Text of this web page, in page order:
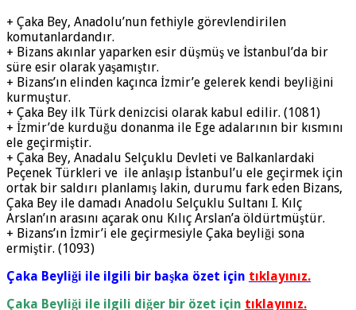
+ Çaka Bey, Anadolu’nun fethiyle görevlendirilen
komutanlardandır.
+ Bizans akınlar yaparken esir düşmüş ve İstanbul’da bir
süre esir olarak yaşamıştır.
+ Bizans’ın elinden kaçınca İzmir’e gelerek kendi beyliğini
kurmuştur.
+ Çaka Bey ilk Türk denizcisi olarak kabul edilir. (1081)
+ İzmir’de kurduğu donanma ile Ege adalarının bir kısmını
ele geçirmiştir.
+ Çaka Bey, Anadalu Selçuklu Devleti ve Balkanlardaki
Peçenek Türkleri ve ile anlaşıp İstanbul’u ele geçirmek için
ortak bir saldırı planlamış lakin, durumu fark eden Bizans,
Çaka Bey ile damadı Anadolu Selçuklu Sultanı I. Kılç
Arslan’ın arasını açarak onu Kılıç Arslan’a öldürtmüştür.
+ Bizans’ın İzmir’i ele geçirmesiyle Çaka beyliği sona
ermiştir. (1093)
Çaka Beyliği ile ilgili bir başka özet için tıklayınız.
Çaka Beyliği ile ilgili diğer bir özet için tıklayınız.